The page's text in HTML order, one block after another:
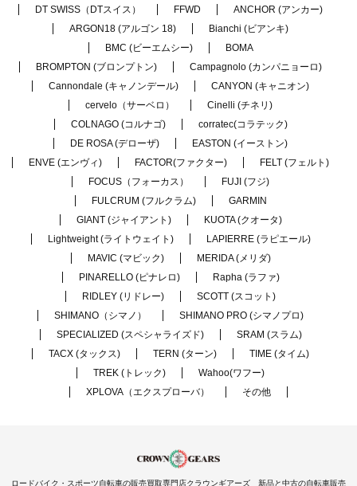
DT SWISS（DTスイス）
FFWD
ANCHOR (アンカー)
ARGON18 (アルゴン 18)
Bianchi (ビアンキ)
BMC (ビーエムシー)
BOMA
BROMPTON (ブロンプトン)
Campagnolo (カンパニョーロ)
Cannondale (キャノンデール)
CANYON (キャニオン)
cervelo（サーベロ）
Cinelli (チネリ)
COLNAGO (コルナゴ)
corratec(コラテック)
DE ROSA (デローザ)
EASTON (イーストン)
ENVE (エンヴィ)
FACTOR(ファクター)
FELT (フェルト)
FOCUS（フォーカス）
FUJI (フジ)
FULCRUM (フルクラム)
GARMIN
GIANT (ジャイアント)
KUOTA (クオータ)
Lightweight (ライトウェイト)
LAPIERRE (ラピエール)
MAVIC (マビック)
MERIDA (メリダ)
PINARELLO (ピナレロ)
Rapha (ラファ)
RIDLEY (リドレー)
SCOTT (スコット)
SHIMANO（シマノ）
SHIMANO PRO (シマノプロ)
SPECIALIZED (スペシャライズド)
SRAM (スラム)
TACX (タックス)
TERN (ターン)
TIME (タイム)
TREK (トレック)
Wahoo(ワフー)
XPLOVA（エクスプローバ）
その他
ロードバイク・スポーツ自転車の販売買取専門店クラウンギアーズ 新品と中古の自転車販売